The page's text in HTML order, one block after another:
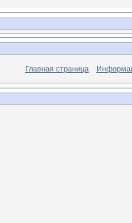
Главная страница